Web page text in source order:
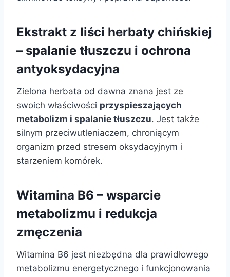
Ekstrakt z liści herbaty chińskiej
– spalanie tłuszczu i ochrona
antyoksydacyjna
Zielona herbata od dawna znana jest ze
swoich właściwości przyspieszających
metabolizm i spalanie tłuszczu. Jest także
silnym przeciwutleniaczem, chroniącym
organizm przed stresem oksydacyjnym i
starzeniem komórek.
Witamina B6 – wsparcie
metabolizmu i redukcja
zmęczenia
Witamina B6 jest niezbędna dla prawidłowego
metabolizmu energetycznego i funkcjonowania